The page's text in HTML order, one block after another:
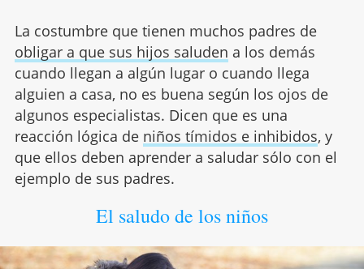
La costumbre que tienen muchos padres de
obligar a que sus hijos saluden a los demás
cuando llegan a algún lugar o cuando llega
alguien a casa, no es buena según los ojos de
algunos especialistas. Dicen que es una
reacción lógica de niños tímidos e inhibidos, y
que ellos deben aprender a saludar sólo con el
ejemplo de sus padres.
El saludo de los niños